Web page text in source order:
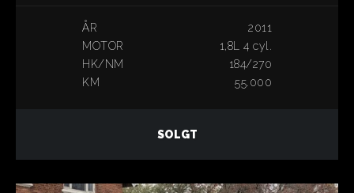
ÅR
2011
MOTOR
1,8L 4 cyl.
HK/NM
184/270
KM
55.000
SOLGT